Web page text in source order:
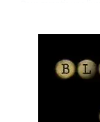
Evidemment